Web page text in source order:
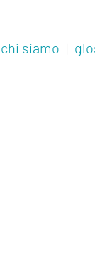
chi siamo